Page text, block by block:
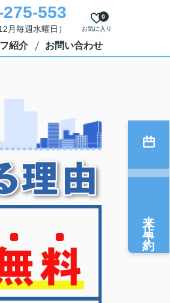
553
毎週水曜日） お気に入り
0
紹介 お問い合わせ
来店予約